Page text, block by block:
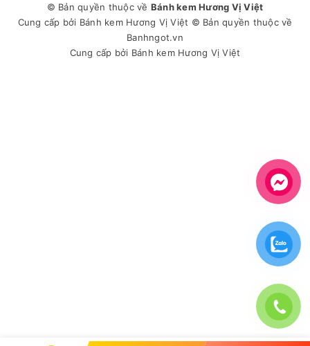
© Bản quyền thuộc về Bánh kem Hương Vị Việt
Cung cấp bởi Bánh kem Hương Vị Việt © Bản quyền thuộc về
Banhngot.vn
Cung cấp bởi Bánh kem Hương Vị Việt